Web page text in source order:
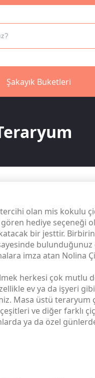
Şakayık Buketleri
olan mis kokulu
hediye
bir jesttir.
imza atan Nolina
herkesi çok mutlu
ev ya da işyeri
Masa üstü teraryum
ve diğer farklı
ya da özel